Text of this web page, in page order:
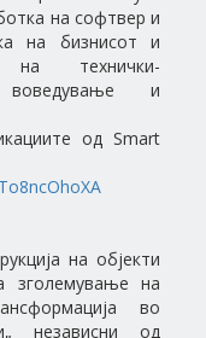
на софтвер и
на бизнисот и
на технички-
и
од Smart
на објекти
зголемување на
во
независни од